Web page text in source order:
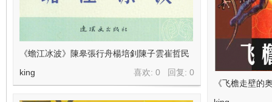
《蟾江冰波》陳皋張行舟楊培釗陳子雲崔哲民
喜欢: 0 回复: 0
king
《飞檐走壁的